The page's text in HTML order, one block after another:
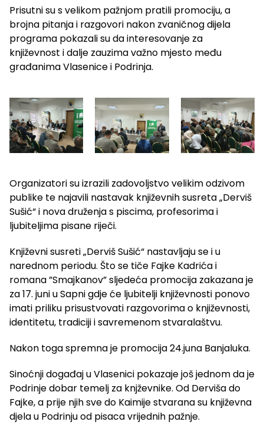
Prisutni su s velikom pažnjom pratili promociju, a
brojna pitanja i razgovori nakon zvaničnog dijela
programa pokazali su da interesovanje za
književnost i dalje zauzima važno mjesto među
građanima Vlasenice i Podrinja.
Organizatori su izrazili zadovoljstvo velikim odzivom
publike te najavili nastavak književnih susreta „Derviš
Sušić“ i nova druženja s piscima, profesorima i
ljubiteljima pisane riječi.
Književni susreti „Derviš Sušić“ nastavljaju se i u
narednom periodu. Što se tiče Fajke Kadrića i
romana ”Smajkanov” sljedeća promocija zakazana je
za 17. juni u Sapni gdje će ljubitelji književnosti ponovo
imati priliku prisustvovati razgovorima o književnosti,
identitetu, tradiciji i savremenom stvaralaštvu.
Nakon toga spremna je promocija 24.juna Banjaluka.
Sinoćnji događaj u Vlasenici pokazaje još jednom da je
Podrinje dobar temelj za knjževnike. Od Derviša do
Fajke, a prije njih sve do Kaimije stvarana su književna
djela u Podrinju od pisaca vrijednih pažnje.